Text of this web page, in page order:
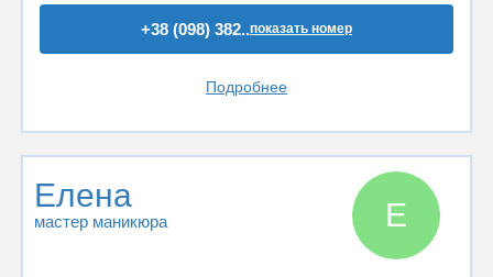
+38 (098) 382..показать номер
Подробнее
Елена
мастер маникюра Е